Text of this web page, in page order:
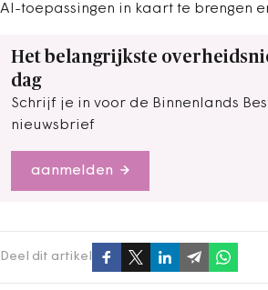
AI-toepassingen in kaart te brengen
Het belangrijkste
dag
Schrijf je in voor de Binnenlands
nieuwsbrief
aanmelden
Deel dit artikel